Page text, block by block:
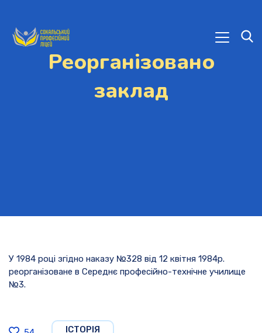
Реорганізовано
заклад
У 1984 році згідно наказу №328 від 12 квітня 1984р.
реорганізоване в Середнє професійно-технічне училище
№3.
ІСТОРІЯ